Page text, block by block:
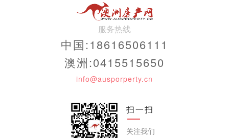
服务热线
中国:18616506111
澳洲:0415515650
info@ausporperty.cn
扫一扫
关注我们